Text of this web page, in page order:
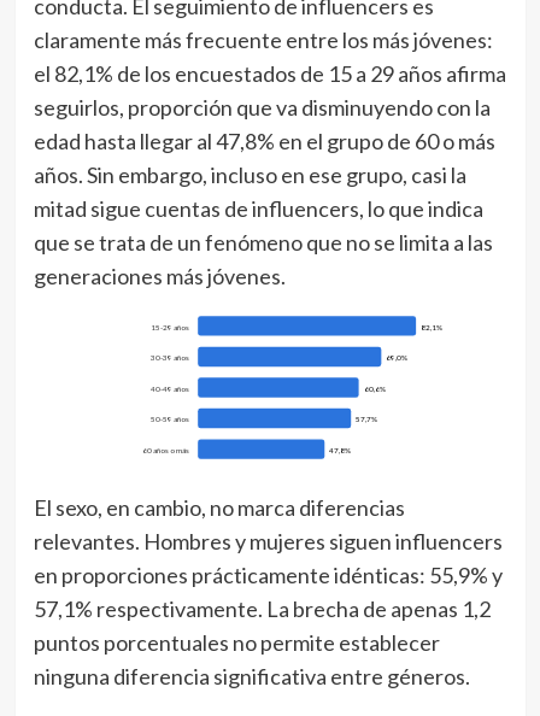
conducta. El seguimiento de influencers es
claramente más frecuente entre los más jóvenes:
el 82,1% de los encuestados de 15 a 29 años afirma
seguirlos, proporción que va disminuyendo con la
edad hasta llegar al 47,8% en el grupo de 60 o más
años. Sin embargo, incluso en ese grupo, casi la
mitad sigue cuentas de influencers, lo que indica
que se trata de un fenómeno que no se limita a las
generaciones más jóvenes.
15-29 años
30-39 años
40-49 años
50-59 años
60 años o más
82,1%
69,0%
60,6%
57,7%
47,8%
El sexo, en cambio, no marca diferencias
relevantes. Hombres y mujeres siguen influencers
en proporciones prácticamente idénticas: 55,9% y
57,1% respectivamente. La brecha de apenas 1,2
puntos porcentuales no permite establecer
ninguna diferencia significativa entre géneros.